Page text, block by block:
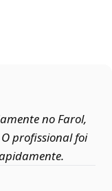
no Farol,
profissional foi